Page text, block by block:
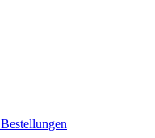
Bestellungen